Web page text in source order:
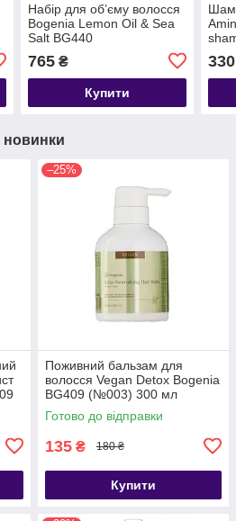
Набір для об’єму волосся
Bogenia Lemon Oil & Sea
Salt BG440
765₴
Купити
330
новинки
–25%
Поживний бальзам для
волосся Vegan Detox Bogenia
BG409 (№003) 300 мл
Готово до відправки
135 ₴ 180 ₴
Купити